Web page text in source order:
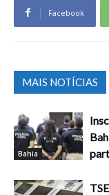
Facebook
MAIS NOTÍCIAS
Bahia